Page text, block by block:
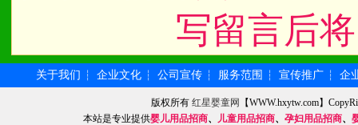
写留言后
关于我们 ┆ 企业文化 ┆ 公司宣传 ┆ 服务范围 ┆ 宣传推广 ┆ 企
版权所有红星婴童网
【WWW.hxytw.com】
本站是专业提供婴儿用品招商、 儿童用品招商、 孕妇用品招商、